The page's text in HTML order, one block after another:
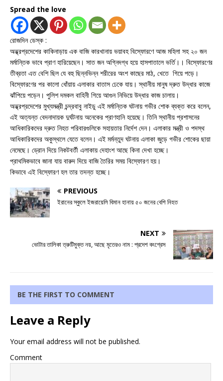
Spread the love
রোজদিন ডেস্ক :
অন্ধ্রপ্রদেশের কাকিনাড়ায় এক বাজি কারখানায় ভয়াবহ বিস্ফোরণে আজ মহিলা সহ ২০ জন
মর্মান্তিক ভাবে প্রাণ হারিয়েছেন। সাত জন অগ্নিদগ্ধ হয়ে হাসপাতালে ভর্তি।। বিস্ফোরণের
তীব্রতা এত বেশি ছিল যে বহু ছিন্নভিন্ন শরীরের অংশ কাছের মাঠ, খেতে গিয়ে পড়ে।
বিস্ফোরণের পর কালো ধোঁয়ায় এলাকার বাতাস ঢেকে যায়। স্থানীয় মানুষ দ্রুত উদ্ধার কাজে
ঝাঁপিয়ে পড়েন। পুলিশ দমকল বাহিনী গিয়ে আগুন নিভিয়ে উদ্ধার কাজ চালায়।
অন্ধ্রপ্রদেশের মুখ্যমন্ত্রী চন্দ্রবাবু নাইডু এই মর্মান্তিক ঘটনায় গভীর শোক ব্যক্ত করে বলেন,
এই অত্যন্ত বেদনাদায়ক দুর্ঘটনায় অনেকের প্রাণহানি হয়েছে। তিনি স্থানীয় প্রশাসনের
আধিকারিকদের দ্রুত নিহত পরিবারগুলিকে সহায়তার নির্দেশ দেন। এলাকার মন্ত্রী ও পদস্থ
আধিকারিকদের অকুস্থলে যেতে বলেন। এই মর্মন্তুদ ঘটনায় এলাকা জুড়ে গভীর শোকের ছায়া
নেমেছে। ড্রোন দিয়ে নিকটবর্তী এলাকায় দেহাংশ আছে কিনা দেখা হচ্ছে।
প্রাথমিকভাবে জানা যায় বারুদ দিয়ে বাজি তৈরির সময় বিস্ফোরণ হয়।
কিভাবে এই বিস্ফোরণ হল তার তদন্ত হচ্ছে।
PREVIOUS
ইরানের স্কুলে ইজরায়েলি বিমান হানায় ৫০ জনের বেশি নিহত
NEXT
ভোটার তালিকা ত্রুটিমুক্ত নয়, আছে মৃতেরও নাম : প্রদেশ কংগ্রেস
BE THE FIRST TO COMMENT
Leave a Reply
Your email address will not be published.
Comment